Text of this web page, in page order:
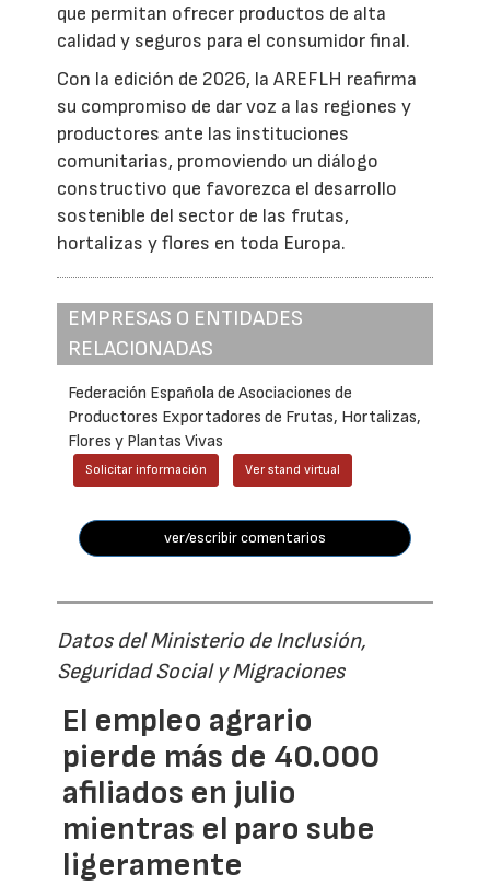
que permitan ofrecer productos de alta
calidad y seguros para el consumidor final.
Con la edición de 2026, la AREFLH reafirma
su compromiso de dar voz a las regiones y
productores ante las instituciones
comunitarias, promoviendo un diálogo
constructivo que favorezca el desarrollo
sostenible del sector de las frutas,
hortalizas y flores en toda Europa.
EMPRESAS O ENTIDADES
RELACIONADAS
Federación Española de Asociaciones de
Productores Exportadores de Frutas, Hortalizas,
Flores y Plantas Vivas
Solicitar información Ver stand virtual
ver/escribir comentarios
Datos del Ministerio de Inclusión,
Seguridad Social y Migraciones
El empleo agrario
pierde más de 40.000
afiliados en julio
mientras el paro sube
ligeramente